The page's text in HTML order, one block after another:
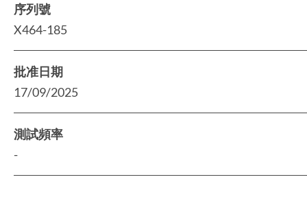
序列號
X464-185
批准日期
17/09/2025
測試頻率
-